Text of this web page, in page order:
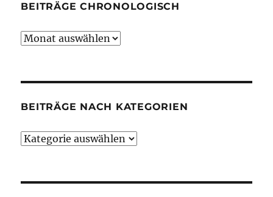
BEITRÄGE CHRONOLOGISCH
Beiträge
BEITRÄGE NACH KATEGORIEN
Beiträge